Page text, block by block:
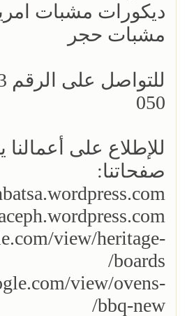
ديكورات مشبات
مشبات حجر
050
للإطلاع على أعمالنا
صفحاتنا:
view/heritage-
boards/
view/ovens-
bbq-new/